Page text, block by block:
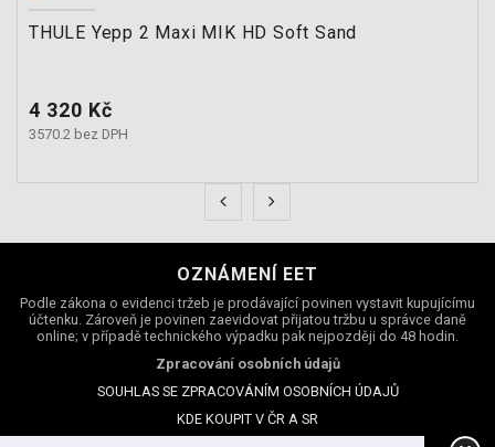
THULE Yepp 2 Maxi MIK HD Soft Sand
Cena
4 320 Kč
3570.2 bez DPH
OZNÁMENÍ EET
Podle zákona o evidenci tržeb je prodávající povinen vystavit kupujícímu
účtenku. Zároveň je povinen zaevidovat přijatou tržbu u správce daně
online; v případě technického výpadku pak nejpozději do 48 hodin.
Zpracování osobních údajů
SOUHLAS SE ZPRACOVÁNÍM OSOBNÍCH ÚDAJŮ
KDE KOUPIT V ČR A SR